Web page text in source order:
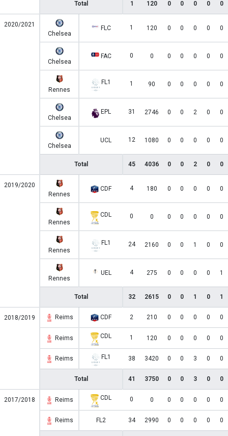
Total 1 120 0 0 0 0 0
2020/2021
Chelsea
FLC 1 120 0 0 0 0 0
Chelsea
FAC 0 0 0 0 0 0 0
Rennes
FL1 1 90 0 0 0 0 0
Chelsea
EPL 31 2746 0 0 2 0 0
Chelsea
UCL 12 1080 0 0 0 0 0
Total 45 4036 0 0 2 0 0
2019/2020
Rennes
CDF 4 180 0 0 0 0 0
Rennes
CDL 0 0 0 0 0 0 0
Rennes
FL1 24 2160 0 0 1 0 0
Rennes
UEL 4 275 0 0 0 0 1
Total 32 2615 0 0 1 0 1
2018/2019 Reims CDF 2 210 0 0 0 0 0
Reims CDL 1 120 0 0 0 0 0
Reims FL1 38 3420 0 0 3 0 0
Total 41 3750 0 0 3 0 0
2017/2018 Reims CDL 0 0 0 0 0 0 0
Reims FL2 34 2990 0 0 0 0 0